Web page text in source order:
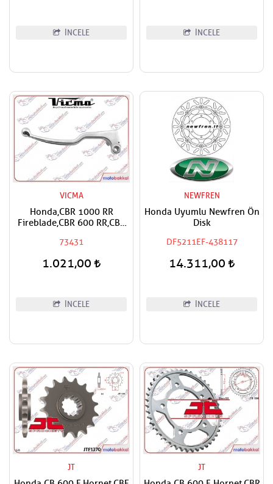
İNCELE İNCELE
VICMA
Honda,CBR 1000 RR
Fireblade,CBR 600 RR,CBF
Hornet Vicma Debriyaj
73431
1.021,00
İNCELE
NEWFREN
Honda Uyumlu Newfren Ön
Disk
DF5211EF-438117
14.311,00
İNCELE
JT JT